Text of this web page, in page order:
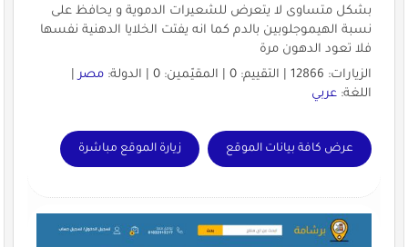
بشكل متساوى لا يتعرض للشعيرات الدموية و يحافظ على
نسبة الهيموجلوبين بالدم كما انه يفتت الخلايا الدهنية نفسها
فلا تعود الدهون مرة
الزيارات: 12866 | التقييم: 0 | المقيّمين: 0 | الدولة:
مصر|
اللغة: عربي
عرض كافة بيانات الموقع زيارة الموقع مباشرة